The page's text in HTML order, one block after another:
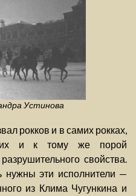
Устинова
рокков и в самих рокках,
и к тому же порой
свойства.
нужны эти исполнители —
из Клима Чугункина и